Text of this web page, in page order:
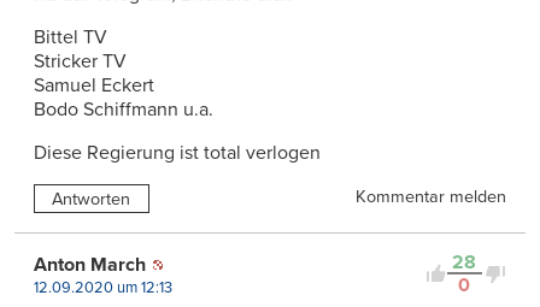
Bittel TV
Stricker TV
Samuel Eckert
Bodo Schiffmann u.a.
Diese Regierung ist total verlogen
Antworten Kommentar melden
28
0
Anton March
12.09.2020 um 12:13